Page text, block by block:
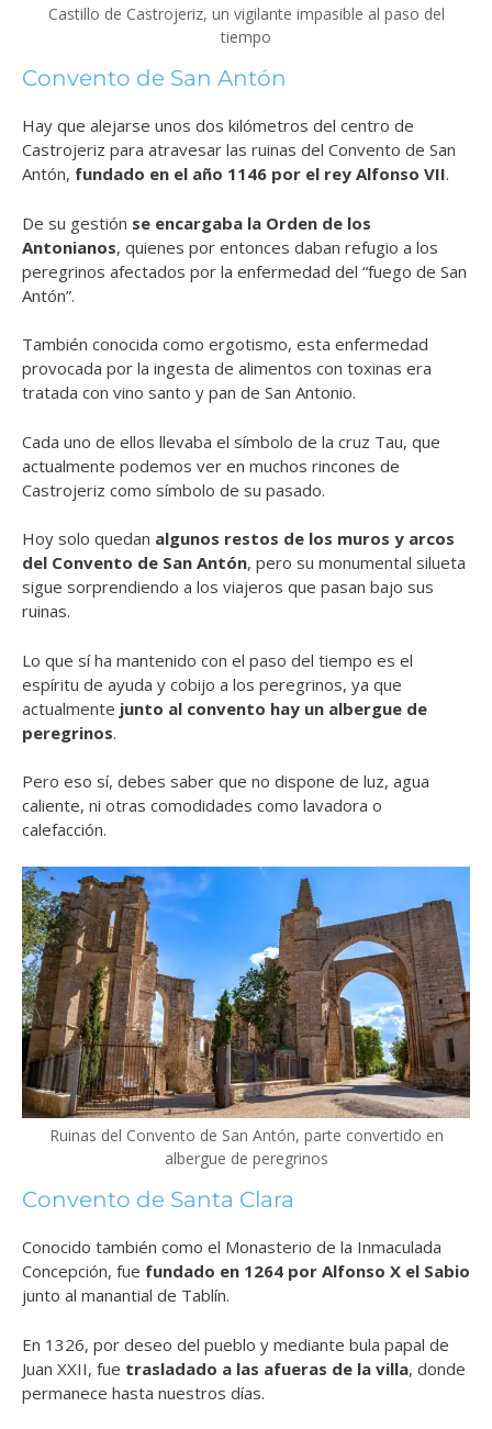
Castillo de Castrojeriz, un vigilante impasible al paso del
tiempo
Convento de San Antón
Hay que alejarse unos dos kilómetros del centro de
Castrojeriz para atravesar las ruinas del Convento de San
Antón, fundado en el año 1146 por el rey Alfonso VII.
De su gestión se encargaba la Orden de los
Antonianos, quienes por entonces daban refugio a los
peregrinos afectados por la enfermedad del “fuego de San
Antón”.
También conocida como ergotismo, esta enfermedad
provocada por la ingesta de alimentos con toxinas era
tratada con vino santo y pan de San Antonio.
Cada uno de ellos llevaba el símbolo de la cruz Tau, que
actualmente podemos ver en muchos rincones de
Castrojeriz como símbolo de su pasado.
Hoy solo quedan algunos restos de los muros y arcos
del Convento de San Antón, pero su monumental silueta
sigue sorprendiendo a los viajeros que pasan bajo sus
ruinas.
Lo que sí ha mantenido con el paso del tiempo es el
espíritu de ayuda y cobijo a los peregrinos, ya que
actualmente junto al convento hay un albergue de
peregrinos.
Pero eso sí, debes saber que no dispone de luz, agua
caliente, ni otras comodidades como lavadora o
calefacción.
Ruinas del Convento de San Antón, parte convertido en
albergue de peregrinos
Convento de Santa Clara
Conocido también como el Monasterio de la Inmaculada
Concepción, fue fundado en 1264 por Alfonso X el Sabio
junto al manantial de Tablín.
En 1326, por deseo del pueblo y mediante bula papal de
Juan XXII, fue trasladado a las afueras de la villa, donde
permanece hasta nuestros días.